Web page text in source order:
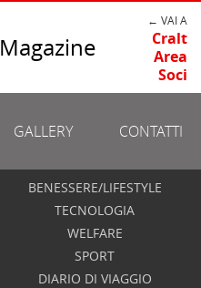
Magazine
← VAI A
Cralt
Area
Soci
GALLERY CONTATTI
BENESSERE/LIFESTYLE
TECNOLOGIA
WELFARE
SPORT
DIARIO DI VIAGGIO